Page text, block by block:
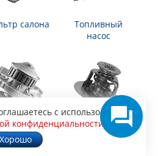
салона
Топливный
насос
насос Термостат
с использованием
конфиденциальности